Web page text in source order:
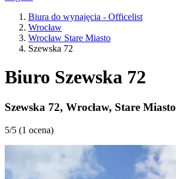
Biura do wynajęcia - Officelist
Wrocław
Wrocław Stare Miasto
Szewska 72
Biuro Szewska 72
Szewska 72, Wrocław, Stare Miasto
5/5 (1 ocena)